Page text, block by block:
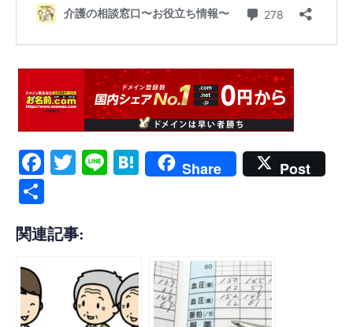
F
oo
T
er
Li H
Share Post
関連記事: